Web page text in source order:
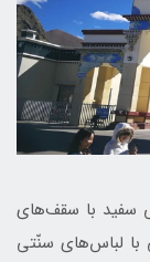
سفید با سقف‌های
با لباس‌های سنّتی